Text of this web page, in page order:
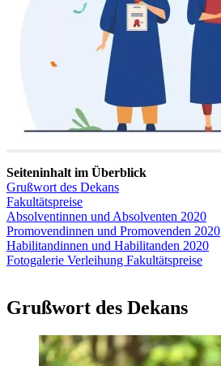
Seiteninhalt im Überblick
Grußwort des Dekans
Fakultätspreise
Absolventinnen und Absolventen 2020
Promovendinnen und Promovenden 2020
Habilitandinnen und Habilitanden 2020
Fotogalerie Verleihung Fakultätspreise
Grußwort des Dekans